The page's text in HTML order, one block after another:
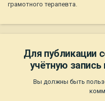
грамотного терапевта.
Для публикации
учётную запись
Вы должны быть